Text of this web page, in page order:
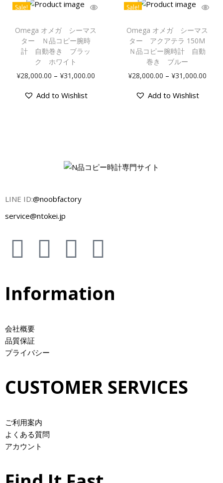
Sale!
Omega オメガ シーマス
ター Ｎ品コピー腕時
計 自動巻き ブラッ
ク ホワイト
¥28,000.00 – ¥31,000.00
Add to Wishlist
Sale!
Omega オメガ シーマス
ター アクアテラ 150M
Ｎ品コピー腕時計 自動
巻き ブルー
¥28,000.00 – ¥31,000.00
Add to Wishlist
LINE ID:@noobfactory
service@ntokei.jp
Information
会社概要
品質保証
プライバシー
CUSTOMER SERVICES
ご利用案内
よくある質問
アカウント